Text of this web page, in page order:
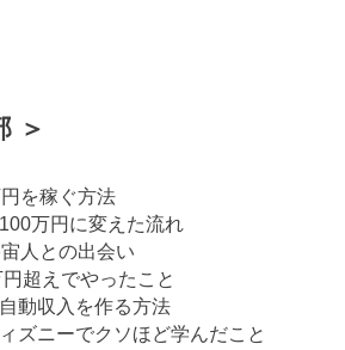
＞
を稼ぐ方法
万円に変えた流れ
人との出会い
超えでやったこと
動収入を作る方法
ズニーでクソほど学んだこと